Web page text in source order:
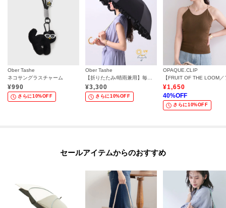
Ober Tashe
ネコサングラスチャーム
¥990
さらに10%OFF
Ober Tashe
【折りたたみ/晴雨兼用】毎シーズン大人気！遮光率100％！2段折傘フリル日傘
¥3,300
さらに10%OFF
OPAQUE.CLIP
¥1,650
40%OFF
さらに10%OFF
セールアイテムからのおすすめ